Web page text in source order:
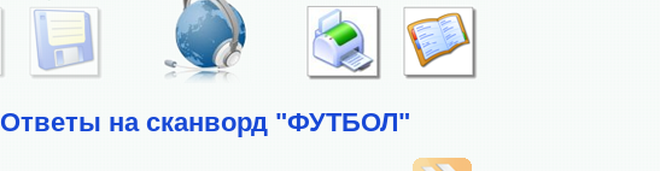
Ответы на сканворд "ФУТБОЛ"